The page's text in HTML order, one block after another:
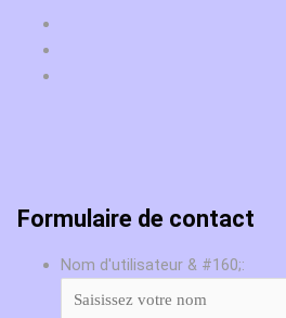
Formulaire de contact
Nom d'utilisateur & #160;: